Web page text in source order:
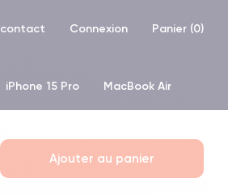
Connexion Panier (0)
iPhone 15 Pro MacBook Air
Ajouter au panier